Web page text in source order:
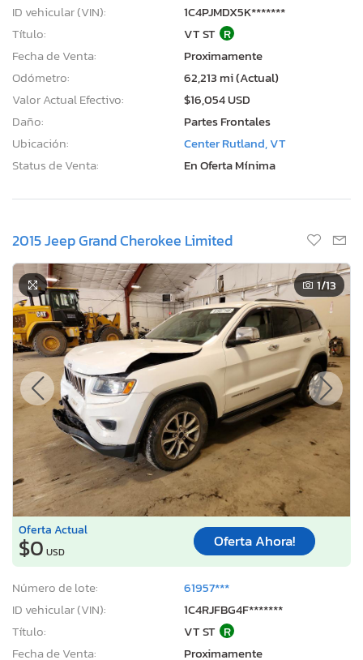
ID vehicular (VIN):
1C4PJMDX5K*******
Título:
VT ST R
Fecha de Venta:
Proximamente
Odómetro:
62,213 mi (Actual)
Valor Actual Efectivo:
$16,054 USD
Daño:
Partes Frontales
Ubicación:
Center Rutland, VT
Status de Venta:
En Oferta Mínima
2015 Jeep Grand Cherokee Limited
1/13
Oferta Actual
$0 USD
Oferta Ahora!
Número de lote:
61957***
ID vehicular (VIN):
1C4RJFBG4F*******
Título:
VT ST R
Fecha de Venta:
Proximamente